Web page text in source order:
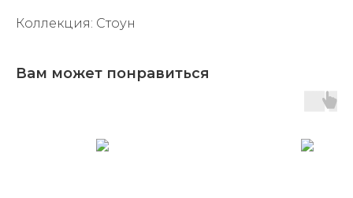
Коллекция: Стоун
Вам может понравиться